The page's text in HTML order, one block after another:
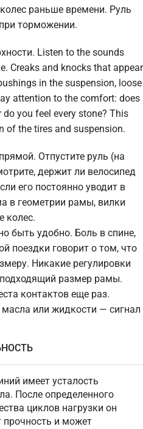
раньше времени. Руль
торможении.
Listen to the sounds
Creaks and knocks that appear
in the suspension, loose
attention to the comfort: does
you feel every stone? This
of the tires and suspension.
Отпустите руль (на
держит ли велосипед
его постоянно уводит в
в геометрии рамы, вилки
колес.
быть удобно. Боль в спине,
поездки говорит о том, что
Никакие регулировки
размер рамы.
контактов еще раз.
или жидкости — сигнал
имеет усталость
После определенного
циклов нагрузки он
прочность и может